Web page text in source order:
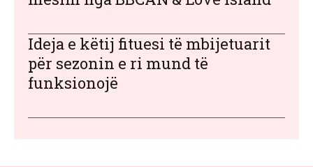
Ideja e këtij fituesi të mbijetuarit
për sezonin e ri mund të
funksionojë